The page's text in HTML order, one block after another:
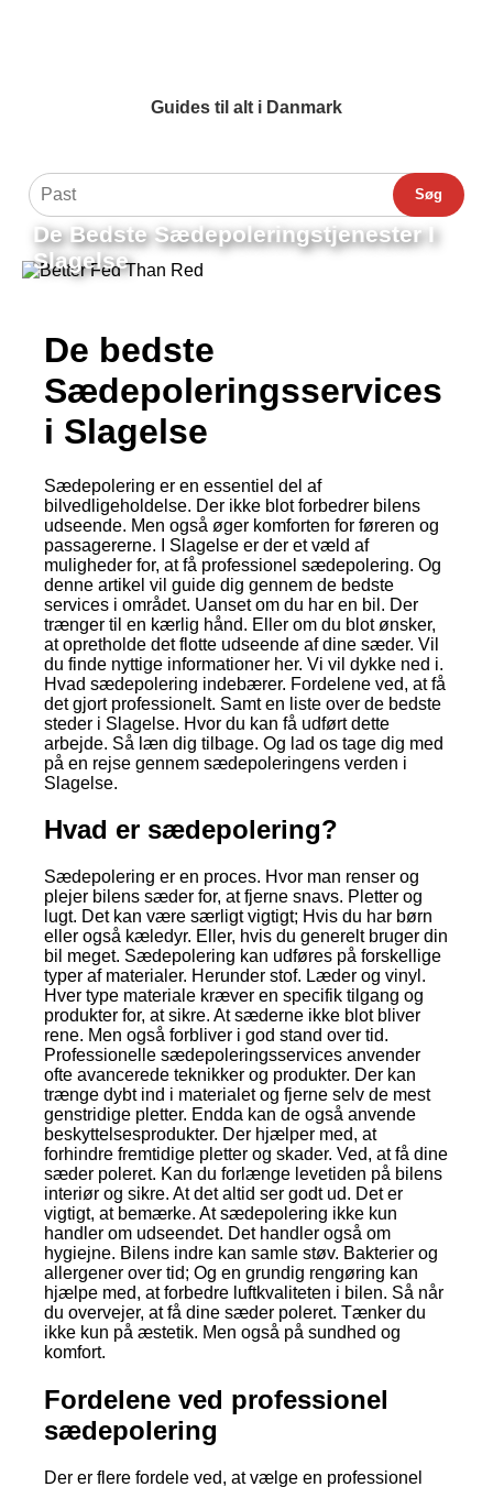
Guides til alt i Danmark
Søg
De Bedste Sædepoleringstjenester I
Slagelse
De bedste
Sædepoleringsservices
i Slagelse
Sædepolering er en essentiel del af
bilvedligeholdelse. Der ikke blot forbedrer bilens
udseende. Men også øger komforten for føreren og
passagererne. I Slagelse er der et væld af
muligheder for, at få professionel sædepolering. Og
denne artikel vil guide dig gennem de bedste
services i området. Uanset om du har en bil. Der
trænger til en kærlig hånd. Eller om du blot ønsker,
at opretholde det flotte udseende af dine sæder. Vil
du finde nyttige informationer her. Vi vil dykke ned i.
Hvad sædepolering indebærer. Fordelene ved, at få
det gjort professionelt. Samt en liste over de bedste
steder i Slagelse. Hvor du kan få udført dette
arbejde. Så læn dig tilbage. Og lad os tage dig med
på en rejse gennem sædepoleringens verden i
Slagelse.
Hvad er sædepolering?
Sædepolering er en proces. Hvor man renser og
plejer bilens sæder for, at fjerne snavs. Pletter og
lugt. Det kan være særligt vigtigt; Hvis du har børn
eller også kæledyr. Eller, hvis du generelt bruger din
bil meget. Sædepolering kan udføres på forskellige
typer af materialer. Herunder stof. Læder og vinyl.
Hver type materiale kræver en specifik tilgang og
produkter for, at sikre. At sæderne ikke blot bliver
rene. Men også forbliver i god stand over tid.
Professionelle sædepoleringsservices anvender
ofte avancerede teknikker og produkter. Der kan
trænge dybt ind i materialet og fjerne selv de mest
genstridige pletter. Endda kan de også anvende
beskyttelsesprodukter. Der hjælper med, at
forhindre fremtidige pletter og skader. Ved, at få dine
sæder poleret. Kan du forlænge levetiden på bilens
interiør og sikre. At det altid ser godt ud. Det er
vigtigt, at bemærke. At sædepolering ikke kun
handler om udseendet. Det handler også om
hygiejne. Bilens indre kan samle støv. Bakterier og
allergener over tid; Og en grundig rengøring kan
hjælpe med, at forbedre luftkvaliteten i bilen. Så når
du overvejer, at få dine sæder poleret. Tænker du
ikke kun på æstetik. Men også på sundhed og
komfort.
Fordelene ved professionel
sædepolering
Der er flere fordele ved, at vælge en professionel